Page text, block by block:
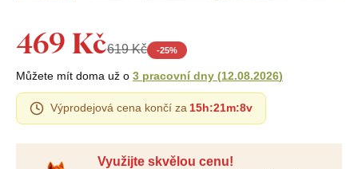
Využijte skvělou cenu!
469 Kč619 Kč -25%
Můžete mít doma už o 3 pracovní dny (12.08.2026)
Výprodejová cena končí za 15h:21m:7v